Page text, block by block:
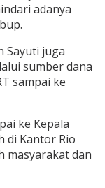
adanya
Sayuti juga
sumber dana
sampai ke
ke Kepala
di Kantor Rio
masyarakat dan